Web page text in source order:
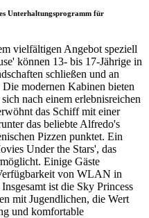
Unterhaltungsprogramm für
vielfältigen Angebot speziell
können 13- bis 17-Jährige in
schließen und an
modernen Kabinen bieten
nach einem erlebnisreichen
das Schiff mit einer
das beliebte Alfredo's
Pizzen punktet. Ein
Under the Stars', das
Einige Gäste
von WLAN in
ist die Sky Princess
mit Jugendlichen, die Wert
und komfortable